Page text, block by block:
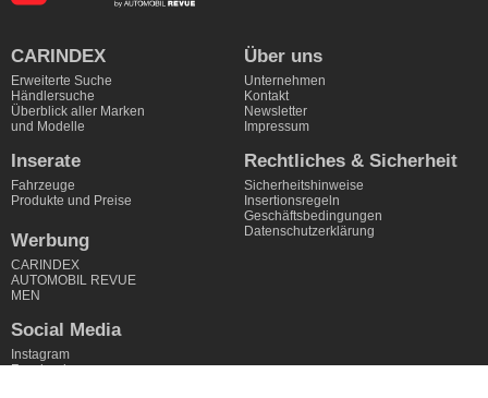
CARINDEX
Erweiterte Suche
Händlersuche
Überblick aller Marken
und Modelle
Über uns
Unternehmen
Kontakt
Newsletter
Impressum
Inserate
Fahrzeuge
Produkte und Preise
Werbung
CARINDEX
AUTOMOBIL REVUE
MEN
Rechtliches & Sicherheit
Sicherheitshinweise
Insertionsregeln
Geschäftsbedingungen
Datenschutzerklärung
Social Media
Instagram
Facebook